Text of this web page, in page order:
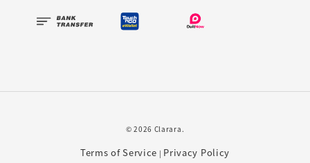
© 2026 Clarara.
Terms of Service | Privacy Policy